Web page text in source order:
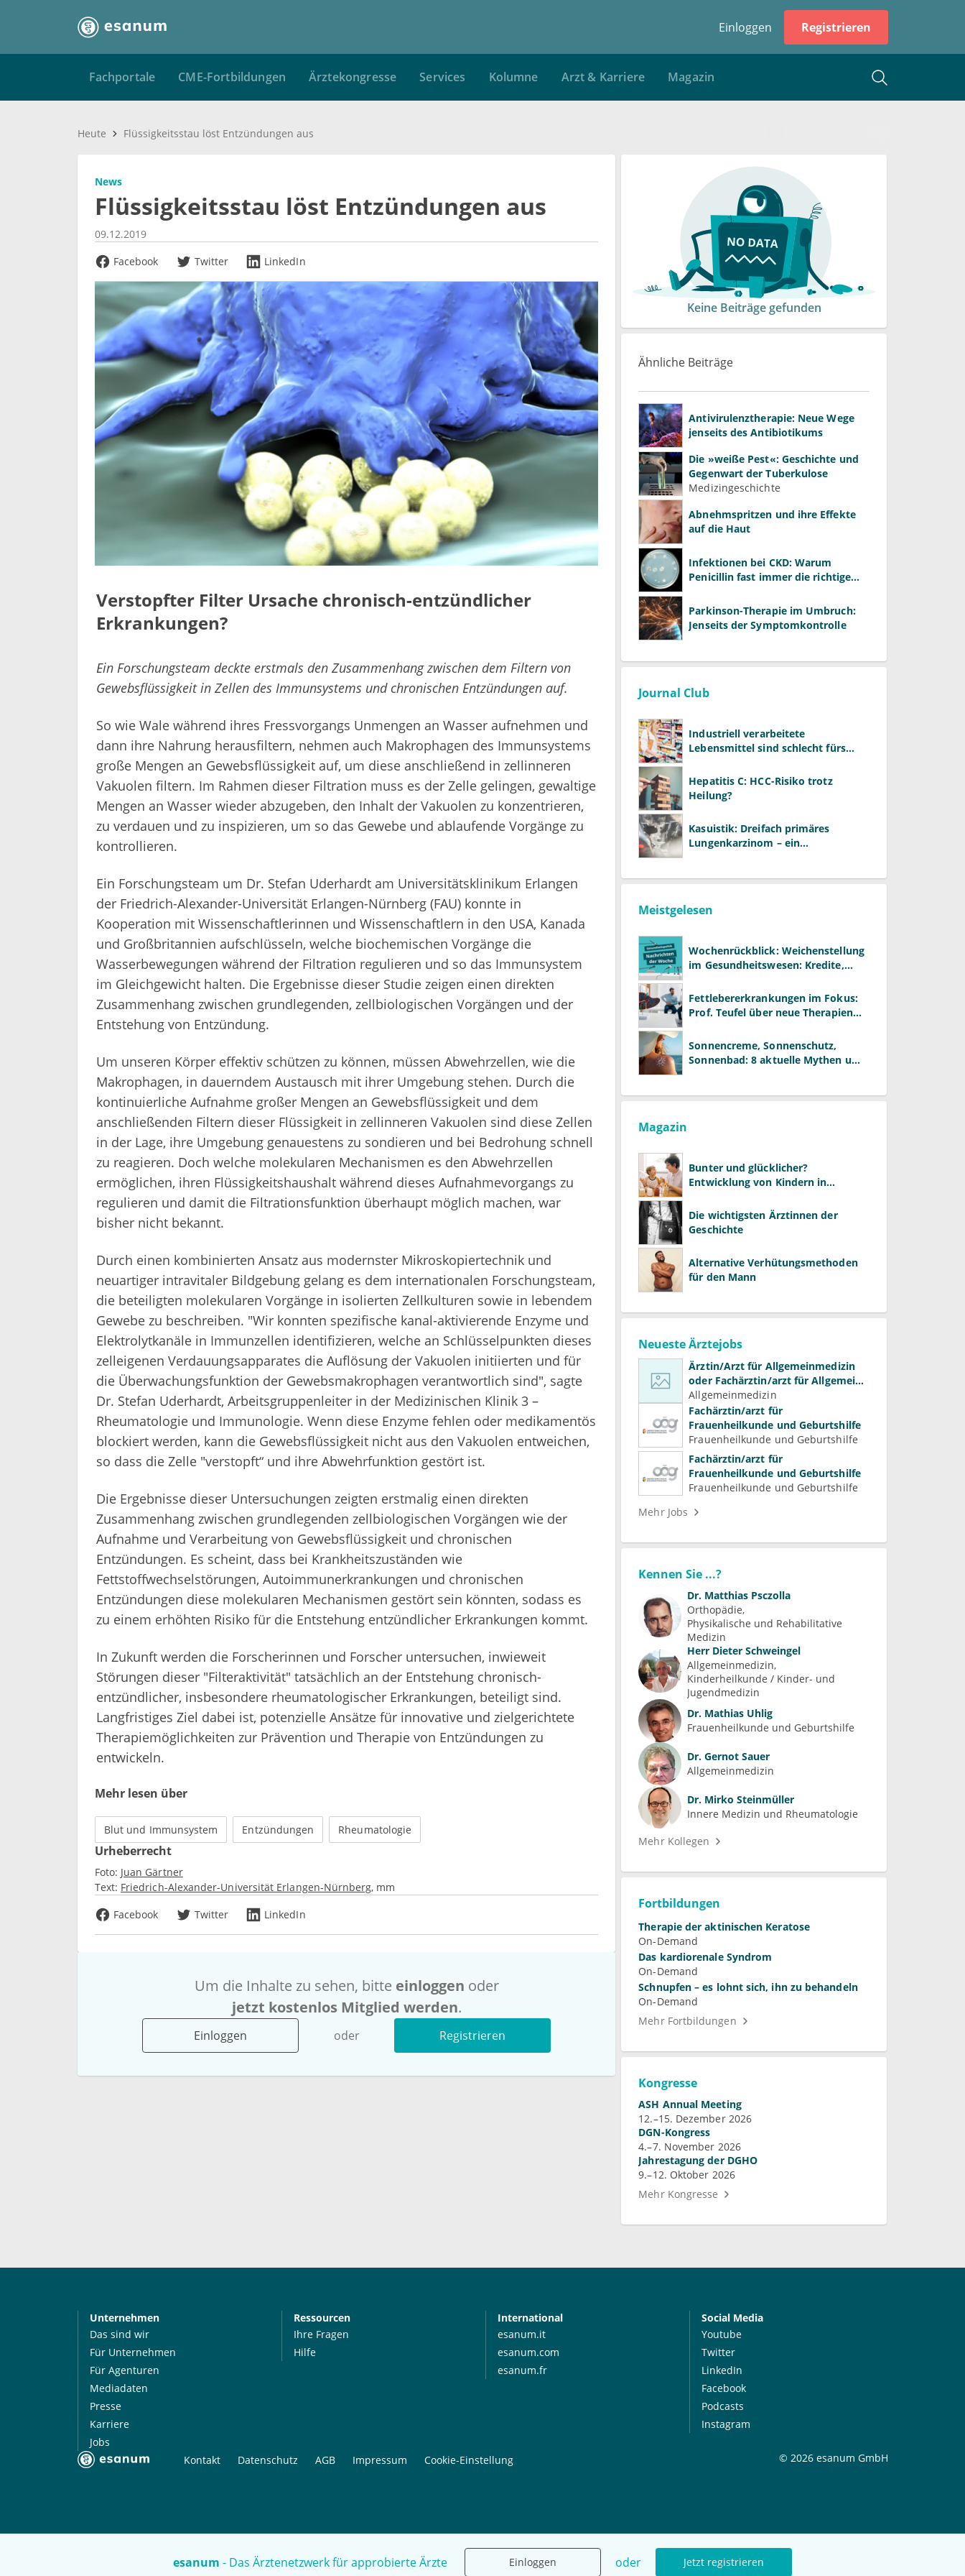
Einloggen Registrieren
Fachportale CME-Fortbildungen Ärztekongresse Services Kolumne Arzt & Karriere Magazin
Heute Flüssigkeitsstau löst Entzündungen aus
esanum - Das Ärztenetzwerk für approbierte Ärzte Einloggen oder Jetzt registrieren
News
Flüssigkeitsstau löst Entzündungen aus
09.12.2019
Facebook
Twitter LinkedIn
Verstopfter Filter Ursache chronisch-entzündlicher
Erkrankungen?
Ein Forschungsteam deckte erstmals den Zusammenhang zwischen dem Filtern von
Gewebsflüssigkeit in Zellen des Immunsystems und chronischen Entzündungen auf.
So wie Wale während ihres Fressvorgangs Unmengen an Wasser aufnehmen und
dann ihre Nahrung herausfiltern, nehmen auch Makrophagen des Immunsystems
große Mengen an Gewebsflüssigkeit auf, um diese anschließend in zellinneren
Vakuolen filtern. Im Rahmen dieser Filtration muss es der Zelle gelingen, gewaltige
Mengen an Wasser wieder abzugeben, den Inhalt der Vakuolen zu konzentrieren,
zu verdauen und zu inspizieren, um so das Gewebe und ablaufende Vorgänge zu
kontrollieren.
Ein Forschungsteam um Dr. Stefan Uderhardt am Universitätsklinikum Erlangen
der Friedrich-Alexander-Universität Erlangen-Nürnberg (FAU) konnte in
Kooperation mit Wissenschaftlerinnen und Wissenschaftlern in den USA, Kanada
und Großbritannien aufschlüsseln, welche biochemischen Vorgänge die
Wasserbewegungen während der Filtration regulieren und so das Immunsystem
im Gleichgewicht halten. Die Ergebnisse dieser Studie zeigen einen direkten
Zusammenhang zwischen grundlegenden, zellbiologischen Vorgängen und der
Entstehung von Entzündung.
Um unseren Körper effektiv schützen zu können, müssen Abwehrzellen, wie die
Makrophagen, in dauerndem Austausch mit ihrer Umgebung stehen. Durch die
kontinuierliche Aufnahme großer Mengen an Gewebsflüssigkeit und dem
anschließenden Filtern dieser Flüssigkeit in zellinneren Vakuolen sind diese Zellen
in der Lage, ihre Umgebung genauestens zu sondieren und bei Bedrohung schnell
zu reagieren. Doch welche molekularen Mechanismen es den Abwehrzellen
ermöglichen, ihren Flüssigkeitshaushalt während dieses Aufnahmevorgangs zu
regulieren und damit die Filtrationsfunktion überhaupt möglich machen, war
bisher nicht bekannt.
Durch einen kombinierten Ansatz aus modernster Mikroskopiertechnik und
neuartiger intravitaler Bildgebung gelang es dem internationalen Forschungsteam,
die beteiligten molekularen Vorgänge in isolierten Zellkulturen sowie in lebendem
Gewebe zu beschreiben. "Wir konnten spezifische kanal-aktivierende Enzyme und
Elektrolytkanäle in Immunzellen identifizieren, welche an Schlüsselpunkten dieses
zelleigenen Verdauungsapparates die Auflösung der Vakuolen initiierten und für
die Überwachungsfunktion der Gewebsmakrophagen verantwortlich sind", sagte
Dr. Stefan Uderhardt, Arbeitsgruppenleiter in der Medizinischen Klinik 3 –
Rheumatologie und Immunologie. Wenn diese Enzyme fehlen oder medikamentös
blockiert werden, kann die Gewebsflüssigkeit nicht aus den Vakuolen entweichen,
so dass die Zelle "verstopft“ und ihre Abwehrfunktion gestört ist.
Die Ergebnisse dieser Untersuchungen zeigten erstmalig einen direkten
Zusammenhang zwischen grundlegenden zellbiologischen Vorgängen wie der
Aufnahme und Verarbeitung von Gewebsflüssigkeit und chronischen
Entzündungen. Es scheint, dass bei Krankheitszuständen wie
Fettstoffwechselstörungen, Autoimmunerkrankungen und chronischen
Entzündungen diese molekularen Mechanismen gestört sein könnten, sodass es
zu einem erhöhten Risiko für die Entstehung entzündlicher Erkrankungen kommt.
In Zukunft werden die Forscherinnen und Forscher untersuchen, inwieweit
Störungen dieser "Filteraktivität" tatsächlich an der Entstehung chronisch-
entzündlicher, insbesondere rheumatologischer Erkrankungen, beteiligt sind.
Langfristiges Ziel dabei ist, potenzielle Ansätze für innovative und zielgerichtete
Therapiemöglichkeiten zur Prävention und Therapie von Entzündungen zu
entwickeln.
Mehr lesen über
Blut und Immunsystem Entzündungen Rheumatologie
Urheberrecht
Foto: Juan Gärtner
Text: Friedrich-Alexander-Universität Erlangen-Nürnberg mm
Facebook
Twitter LinkedIn
Um die Inhalte zu sehen, bitte einloggen oder
jetzt kostenlos Mitglied werden.
Einloggen oder Registrieren
Keine Beiträge gefunden
Ähnliche Beiträge
Antivirulenztherapie: Neue Wege
jenseits des Antibiotikums
Die »weiße Pest«: Geschichte und
Gegenwart der Tuberkulose
Medizingeschichte
Abnehmspritzen und ihre Effekte
auf die Haut
Infektionen bei CKD: Warum
Penicillin fast immer die richtige
Parkinson-Therapie im Umbruch:
Jenseits der Symptomkontrolle
Journal Club
Industriell verarbeitete
Lebensmittel sind schlecht fürs
Hepatitis C: HCC-Risiko trotz
Heilung?
Kasuistik: Dreifach primäres
Lungenkarzinom – ein
Meistgelesen
Wochenrückblick: Weichenstellung
im Gesundheitswesen: Kredite,
Fettlebererkrankungen im Fokus:
Prof. Teufel über neue Therapien
Sonnencreme, Sonnenschutz,
Sonnenbad: 8 aktuelle Mythen und
Magazin
Bunter und glücklicher?
Entwicklung von Kindern in
Die wichtigsten Ärztinnen der
Geschichte
Alternative Verhütungsmethoden
für den Mann
Neueste Ärztejobs
Ärztin/Arzt für Allgemeinmedizin
oder Fachärztin/arzt für Allgemein-
und Familienmedizin für
Psychiatrie und
Psychotherapeutische Medizin
Allgemeinmedizin
Fachärztin/arzt für
Frauenheilkunde und Geburtshilfe
Frauenheilkunde und Geburtshilfe
Fachärztin/arzt für
Frauenheilkunde und Geburtshilfe
Frauenheilkunde und Geburtshilfe
Mehr Jobs
Kennen Sie ...?
Dr. Matthias Psczolla
Orthopädie
Physikalische und Rehabilitative
Medizin
Herr Dieter Schweingel
Allgemeinmedizin
Kinderheilkunde / Kinder- und
Jugendmedizin
Dr. Mathias Uhlig
Frauenheilkunde und Geburtshilfe
Dr. Gernot Sauer
Allgemeinmedizin
Dr. Mirko Steinmüller
Innere Medizin und Rheumatologie
Mehr Kollegen
Fortbildungen
Therapie der aktinischen Keratose
On-Demand
Das kardiorenale Syndrom
On-Demand
Schnupfen – es lohnt sich, ihn zu behandeln
On-Demand
Mehr Fortbildungen
Kongresse
ASH Annual Meeting
12.–15. Dezember 2026
DGN-Kongress
4.–7. November 2026
Jahrestagung der DGHO
9.–12. Oktober 2026
Mehr Kongresse
Unternehmen
Das sind wir
Für Unternehmen
Für Agenturen
Mediadaten
Presse
Karriere
Jobs
Ressourcen
Ihre Fragen
Hilfe
International
esanum.it
esanum.com
esanum.fr
Social Media
Youtube
Twitter
LinkedIn
Facebook
Podcasts
Instagram
Kontakt Datenschutz AGB Impressum Cookie-Einstellung © 2026 esanum GmbH